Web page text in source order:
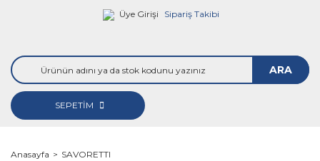
Üye Girişi Sipariş Takibi
ARA
SEPETİM
Anasayfa SAVORETTI